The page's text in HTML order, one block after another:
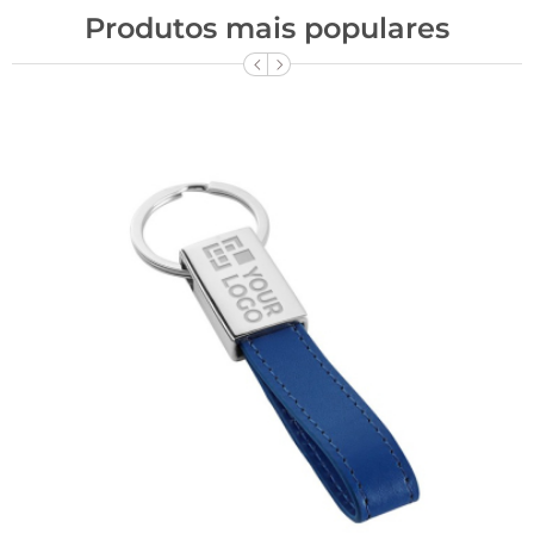
Produtos mais populares